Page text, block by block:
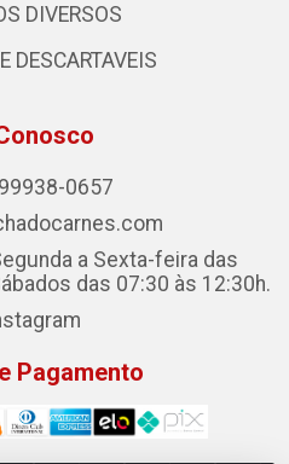
DIVERSOS
DESCARTAVEIS
0657
a Sexta-feira das
das 07:30 às 12:30h.
Pagamento